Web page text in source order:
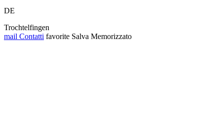
DE
Trochtelfingen
mail Contatti favorite Salva Memorizzato